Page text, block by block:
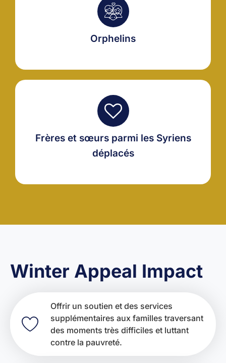
Orphelins
Frères et sœurs parmi les Syriens
déplacés
Winter Appeal Impact
Offrir un soutien et des services
supplémentaires aux familles traversant
des moments très difficiles et luttant
contre la pauvreté.